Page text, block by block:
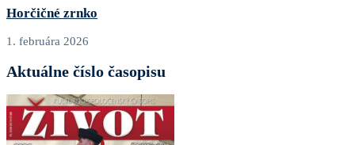
Horčičné zrnko
1. februára 2026
Aktuálne číslo časopisu